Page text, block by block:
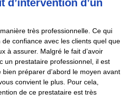
d’intervention d’un
très professionnelle. Ce qui
de confiance avec les clients quel que
à assurer. Malgré le fait d’avoir
un prestataire professionnel, il est
préparer d’abord le moyen avant
convient le plus. Pour cela,
de ce prestataire est très